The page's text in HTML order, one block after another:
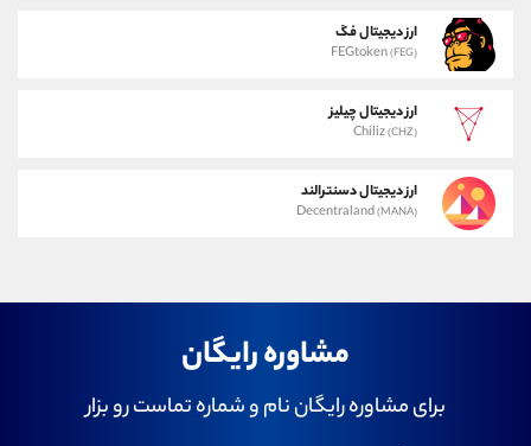
ارز دیجیتال فگ
FEGtoken(FEG)
ارز دیجیتال چیلیز
Chiliz(CHZ)
ارز دیجیتال دسنترالند
Decentraland(MANA)
مشاوره رایگان
برای مشاوره رایگان نام و شماره تماست رو بزار